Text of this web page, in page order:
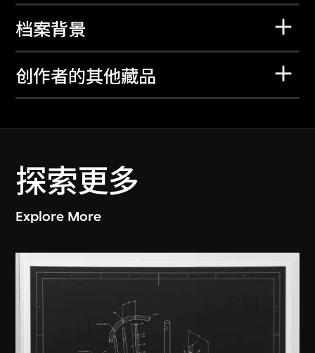
档案背景
创作者的其他藏品
探索更多
Explore More